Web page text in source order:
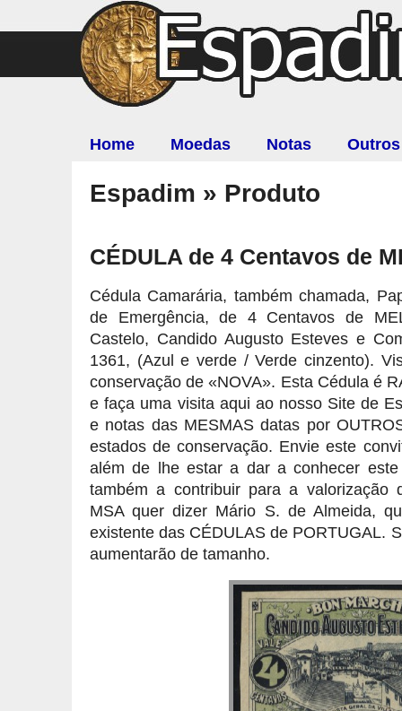
Home Moedas Notas Outros
Espadim » Produto
CÉDULA de 4 Centavos de
Cédula Camarária, também chamada,
de Emergência, de 4 Centavos de
Castelo, Candido Augusto Esteves e
1361, (Azul e verde / Verde cinzento).
conservação de «NOVA». Esta Cédula é
e faça uma visita aqui ao nosso Site de
e notas das MESMAS datas por
estados de conservação. Envie este
além de lhe estar a dar a conhecer
também a contribuir para a valorização
MSA quer dizer Mário S. de Almeida,
existente das CÉDULAS de PORTUGAL.
aumentarão de tamanho.